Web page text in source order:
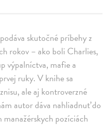
skutočné príbehy z
rokov – ako boli Charlies,
výpalníctva, mafie a
ruky. V knihe sa
ale aj kontroverzné
autor dáva nahliadnuť do
pozíciách